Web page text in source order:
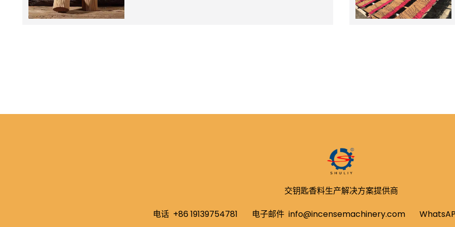
交钥匙香料生产解决方案提供商
电话 +86 19139754781 电子邮件 info@incensemachinery.com